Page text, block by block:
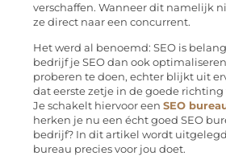
verschaffen. Wanneer dit namelijk
ze direct naar een concurrent.
Het werd al benoemd: SEO is
bedrijf je SEO dan ook
proberen te doen, echter blijkt uit
dat eerste zetje in de goede
Je schakelt hiervoor een SEO
herken je nu een écht goed SEO
bedrijf? In dit artikel wordt
bureau precies voor jou doet.